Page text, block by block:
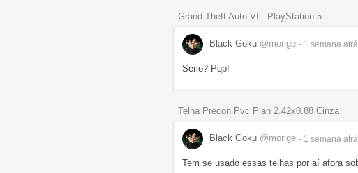
Grand Theft Auto VI - PlayStation 5
Black Goku @morige - 1 semana
Sério? Pqp!
Telha Precon Pvc Plan 2.42x0.88 Cinza
Black Goku @morige - 1 semana
Tem se usado essas telhas por aí afora